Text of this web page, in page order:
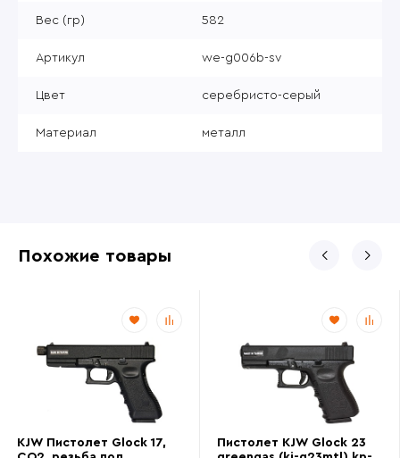
Вес (гр) 582
Артикул we-g006b-sv
Цвет серебристо-серый
Материал металл
Похожие товары
KJW Пистолет Glock 17,
Пистолет KJW Glock 23